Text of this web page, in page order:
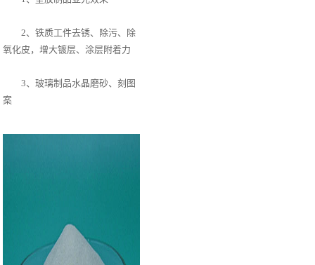
2、铁质工件去锈、除污、除
氧化皮，增大镀层、涂层附着力
3、玻璃制品水晶磨砂、刻图
案